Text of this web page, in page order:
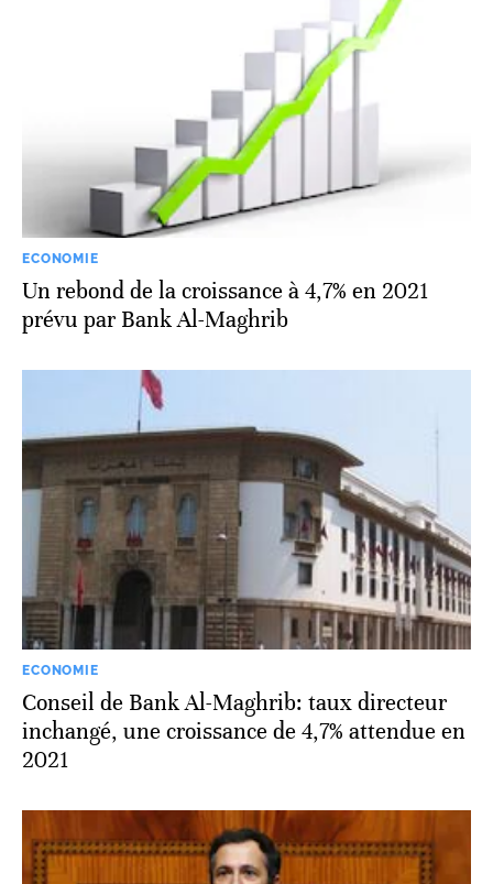
ECONOMIE
Un rebond de la croissance à 4,7% en 2021
prévu par Bank Al-Maghrib
ECONOMIE
Conseil de Bank Al-Maghrib: taux directeur
inchangé, une croissance de 4,7% attendue en
2021